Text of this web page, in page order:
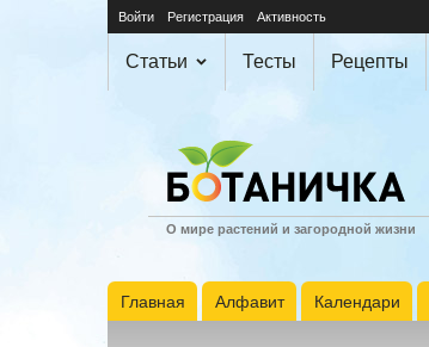
Войти Регистрация Активность
Статьи Тесты Рецепты
О мире растений и загородной жизни
Главная Алфавит Календари